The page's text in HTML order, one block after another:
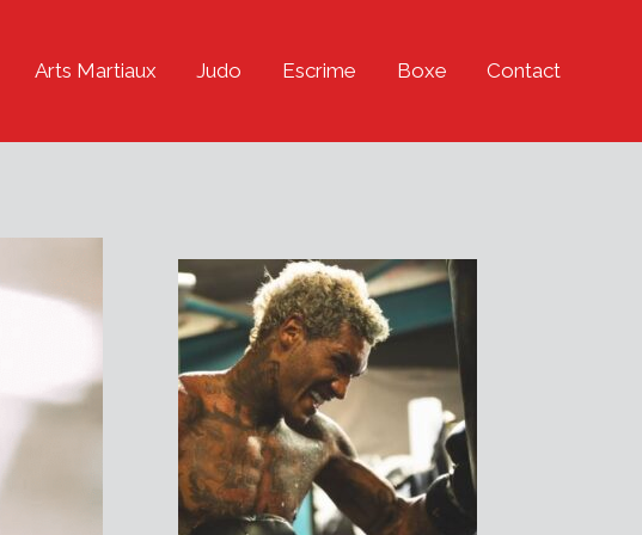
Arts Martiaux Judo Escrime Boxe Contact